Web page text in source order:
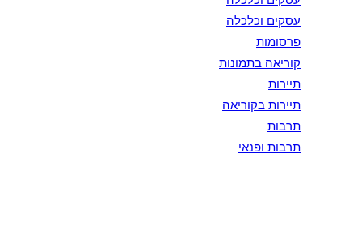
עסקים וכלכלה
פרסומות
קוריאה בתמונות
תיירות
תיירות בקוריאה
תרבות
תרבות ופנאי